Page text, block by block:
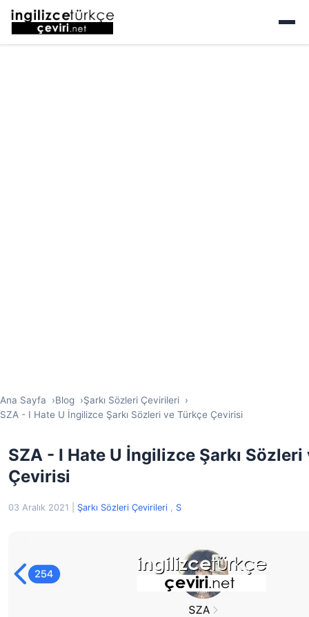
Ana Sayfa Blog
Şarkı Sözleri Çevirileri
SZA - I Hate U İngilizce Şarkı Sözleri ve Türkçe Çevirisi
SZA - I Hate U İngilizce Şarkı Sözleri
Çevirisi
03 Aralık 2021 Şarkı Sözleri Çevirileri , S